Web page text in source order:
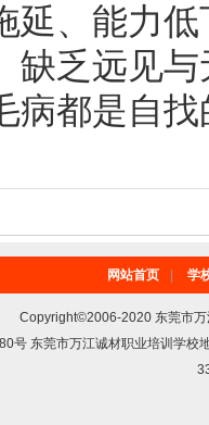
延、能力
缺乏远见
病都是自找
网站首页 学
Copyright©2006-2020 东莞市
号 东莞市万江诚材职业培训学